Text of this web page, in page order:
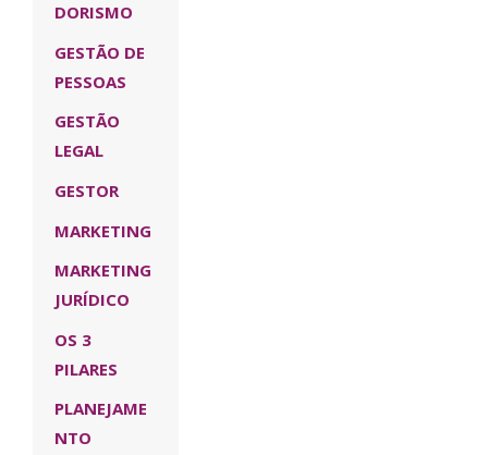
DORISMO
GESTÃO DE
PESSOAS
GESTÃO
LEGAL
GESTOR
MARKETING
MARKETING
JURÍDICO
OS 3
PILARES
PLANEJAME
NTO